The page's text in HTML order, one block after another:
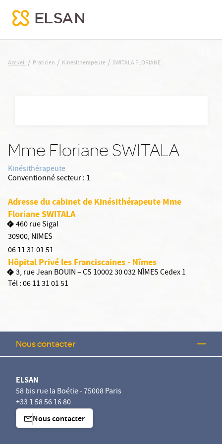
SWITALA FLORIANE
Accueil / Praticien / Kinesitherapeute / SWITALA FLORIANE
Mme Floriane SWITALA
Kinésithérapeute
Conventionné secteur : 1
Adresse du cabinet de Kinésithérapeute Mme
Floriane SWITALA
460 rue Sigal
30900, NIMES
06 11 31 01 51
Hôpital Privé les Franciscaines - Nîmes
3, rue Jean BOUIN – CS 10002 30 032 NÎMES Cedex 1
Tél :06 11 31 01 51
Nous contacter
ELSAN
58 bis rue la Boétie - 75008 Paris
+33 1 58 56 16 80
Nous contacter